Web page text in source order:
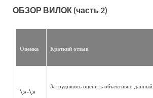
ОБЗОР ВИЛОК (часть 2)
Оценка Краткий отзыв
\»-\» Затрудняюсь оценить объективно данный